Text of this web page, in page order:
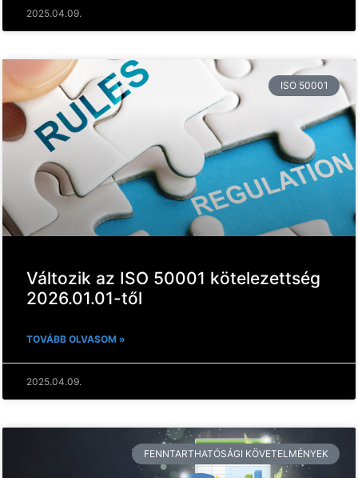
2025.04.09.
ISO 50001
Változik az ISO 50001 kötelezettség
2026.01.01-től
TOVÁBB OLVASOM »
2025.04.09.
FENNTARTHATÓSÁGI KÖVETELMÉNYEK